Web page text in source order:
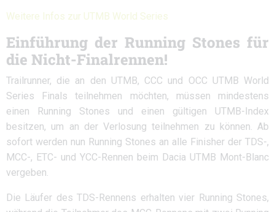
Weitere Infos zur UTMB World Series
Einführung der Running Stones für
die Nicht-Finalrennen!
Trailrunner, die an den UTMB, CCC und OCC UTMB World
Series Finals teilnehmen möchten, müssen mindestens
einen Running Stones und einen gültigen UTMB-Index
besitzen, um an der Verlosung teilnehmen zu können. Ab
sofort werden nun Running Stones an alle Finisher der TDS-,
MCC-, ETC- und YCC-Rennen beim Dacia UTMB Mont-Blanc
vergeben.
Die Läufer des TDS-Rennens erhalten vier Running Stones,